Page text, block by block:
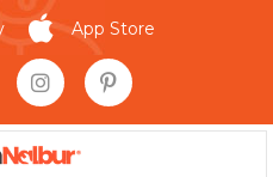
App Store